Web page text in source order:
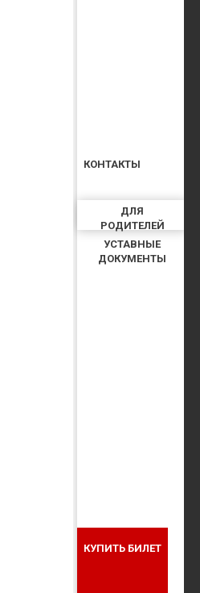
ДЛЯ
РОДИТЕЛЕЙ
УСТАВНЫЕ
ДОКУМЕНТЫ
КОНТАКТЫ
КУПИТЬ БИЛЕТ